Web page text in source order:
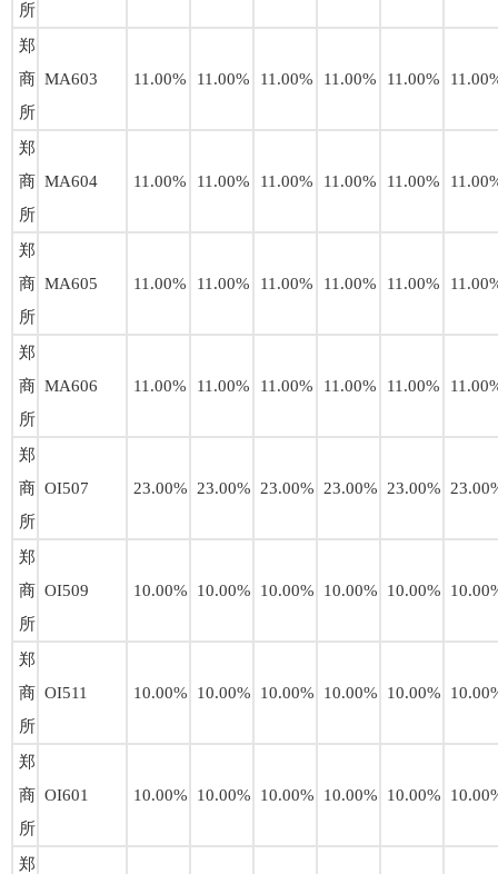
所
郑
商
所
MA603 11.00% 11.00% 11.00% 11.00% 11.00%
郑
商
所
MA604 11.00% 11.00% 11.00% 11.00% 11.00%
郑
商
所
MA605 11.00% 11.00% 11.00% 11.00% 11.00%
郑
商
所
MA606 11.00% 11.00% 11.00% 11.00% 11.00%
郑
商
所
OI507 23.00% 23.00% 23.00% 23.00% 23.00%
郑
商
所
OI509 10.00% 10.00% 10.00% 10.00% 10.00%
郑
商
所
OI511 10.00% 10.00% 10.00% 10.00% 10.00%
郑
商
所
OI601 10.00% 10.00% 10.00% 10.00% 10.00%
郑